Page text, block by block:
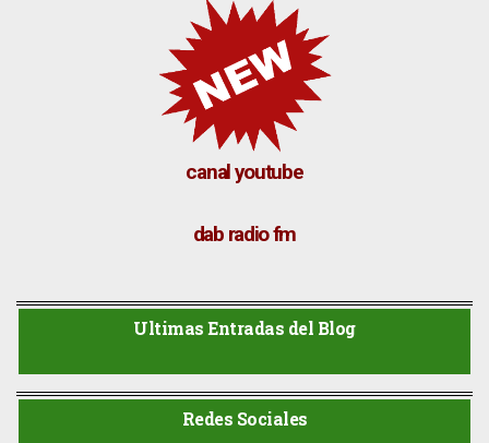
canal youtube
dab radio fm
Ultimas Entradas del Blog
Redes Sociales